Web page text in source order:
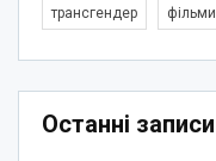
трансгендер фільми
Останні записи